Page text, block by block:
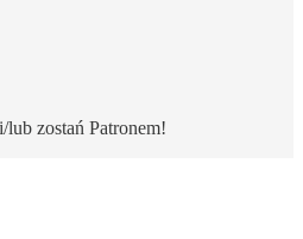
lub zostań Patronem!